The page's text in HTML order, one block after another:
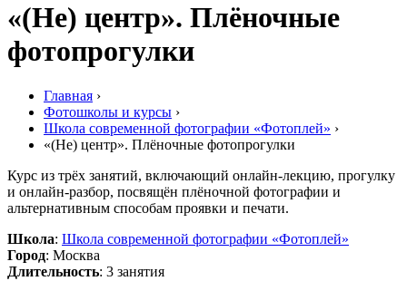
«(Не) центр». Плёночные
фотопрогулки
Главная ›
Фотошколы и курсы ›
Школа современной фотографии «Фотоплей» ›
«(Не) центр». Плёночные фотопрогулки
Курс из трёх занятий, включающий онлайн-лекцию, прогулку
и онлайн-разбор, посвящён плёночной фотографии и
альтернативным способам проявки и печати.
Школа: Школа современной фотографии «Фотоплей»
Город: Москва
Длительность: 3 занятия